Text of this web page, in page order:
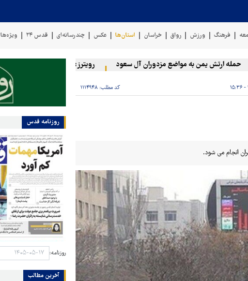
فرهنگ ورزش رواق خراسان استان‌ها عکس چندرسانه‌ای قدس ۲۴ ویژه‌ها
حمله ارتش یمن به مواضع مزدوران آل سعود رویترز: عربستان ۸۶ درصد از موشک‌های پاتریوت خود را استفاده کرده است
کد مطلب: ۱۱۱۴۹۴۸
انجام می شود.
روزنامه قدس
روزنامه:
آخرین مطالب